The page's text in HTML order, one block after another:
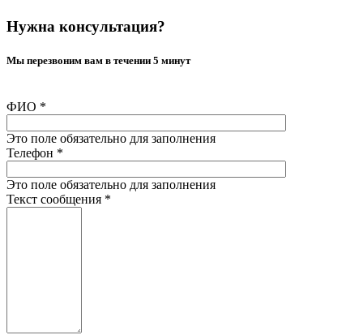
Нужна консультация?
Мы перезвоним вам в течении 5 минут
ФИО *
Это поле обязательно для заполнения
Телефон *
Это поле обязательно для заполнения
Текст сообщения *